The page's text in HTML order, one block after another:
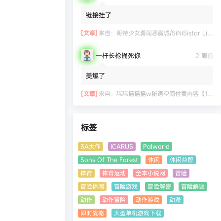
链接挂了
[文章] 来自： 哥特少女勇闯恶魔城/SiNiSistar Lite Version（Build.7793201+DLC+通关档）
一杆长枪捅死你 2 周前
美爆了
[文章] 来自： 瑶瑶摇摇摇w秘语空间付费内容【11.06】
标签
3A大作 ICARUS
Palworld
Sons Of The Forest
休闲
休闲益智
体育
体育运动 全本小说网
冒险
冒险休闲
冒险游戏 冒险解密
冒险解谜
动作
动作冒险 动作游戏
动漫
即时战略
大型单机游戏下载